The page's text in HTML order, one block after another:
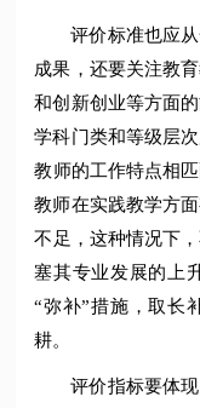
评价标准也应
成果，还要关注教
和创新创业等方面
学科门类和等级层
教师的工作特点相
教师在实践教学方
不足，这种情况下
塞其专业发展的上
“弥补”措施，取长
耕。
评价指标要体